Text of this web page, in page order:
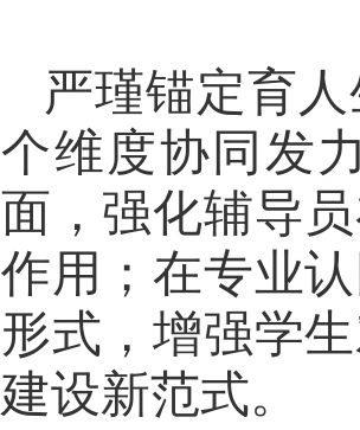
严瑾锚定育
个维度协同发
面，强化辅导
作用；在专业
形式，增强学
建设新范式。